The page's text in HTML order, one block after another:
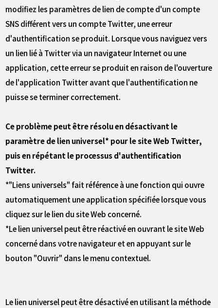
modifiez les paramètres de lien de compte d'un compte
SNS différent vers un compte Twitter, une erreur
d'authentification se produit. Lorsque vous naviguez vers
un lien lié à Twitter via un navigateur Internet ou une
application, cette erreur se produit en raison de l'ouverture
de l'application Twitter avant que l'authentification ne
puisse se terminer correctement.
Ce problème peut être résolu en désactivant le
paramètre de lien universel* pour le site Web Twitter,
puis en répétant le processus d'authentification
Twitter.
*"Liens universels" fait référence à une fonction qui ouvre
automatiquement une application spécifiée lorsque vous
cliquez sur le lien du site Web concerné.
*Le lien universel peut être réactivé en ouvrant le site Web
concerné dans votre navigateur et en appuyant sur le
bouton "Ouvrir" dans le menu contextuel.
Le lien universel peut être désactivé en utilisant la méthode